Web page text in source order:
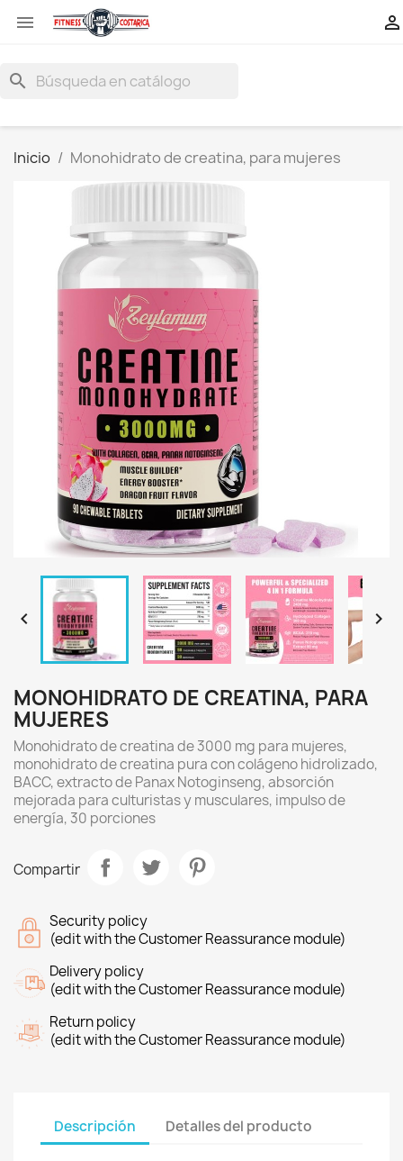
 
search
Inicio Monohidrato de creatina, para mujeres
 
MONOHIDRATO DE CREATINA, PARA
MUJERES
Monohidrato de creatina de 3000 mg para mujeres,
monohidrato de creatina pura con colágeno hidrolizado,
BACC, extracto de Panax Notoginseng, absorción
mejorada para culturistas y musculares, impulso de
energía, 30 porciones
Compartir
Security policy
(edit with the Customer Reassurance module)
Delivery policy
(edit with the Customer Reassurance module)
Return policy
(edit with the Customer Reassurance module)
Descripción Detalles del producto